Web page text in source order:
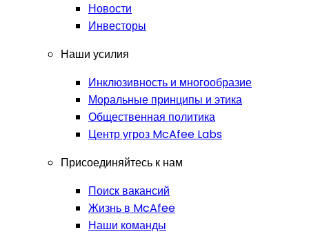
Новости
Инвесторы
Наши усилия
Инклюзивность и многообразие
Моральные принципы и этика
Общественная политика
Центр угроз McAfee Labs
Присоединяйтесь к нам
Поиск вакансий
Жизнь в McAfee
Наши команды